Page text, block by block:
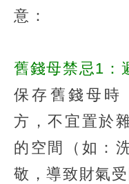
意：
舊錢母禁忌1：
保存舊錢母時
方，不宜置於
的空間（如：
敬，導致財氣受